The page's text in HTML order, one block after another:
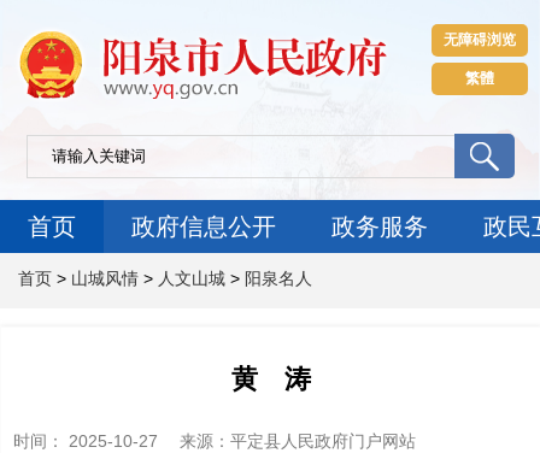
无障碍浏览
繁體
首页 政府信息公开 政务服务 政民
首页 > 山城风情 > 人文山城 > 阳泉名人
黄 涛
时间： 2025-10-27 来源 ：平定县人民政府门户网站